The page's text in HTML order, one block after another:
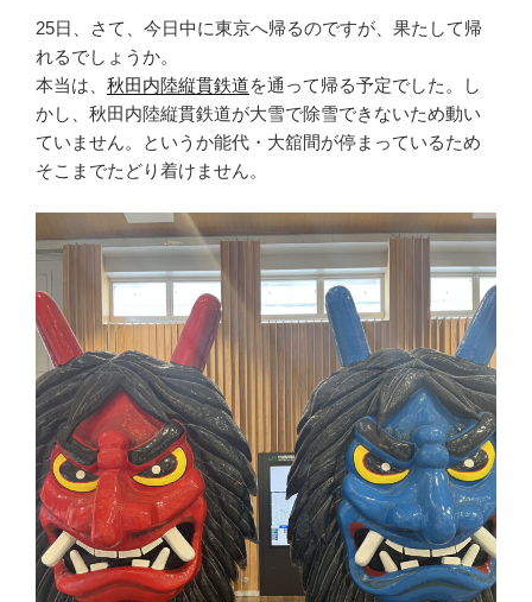
25日、さて、今日中に東京へ帰るのですが、果たして帰
れるでしょうか。
本当は、 秋田内陸縦貫鉄道を通って帰る予定でした。し
かし、秋田内陸縦貫鉄道が大雪で除雪できないため動い
ていません。というか能代・大舘間が停まっているため
そこまでたどり着けません。